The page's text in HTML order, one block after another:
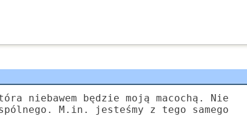
niebawem będzie moją macochą. Nie
M.in. jesteśmy z tego samego